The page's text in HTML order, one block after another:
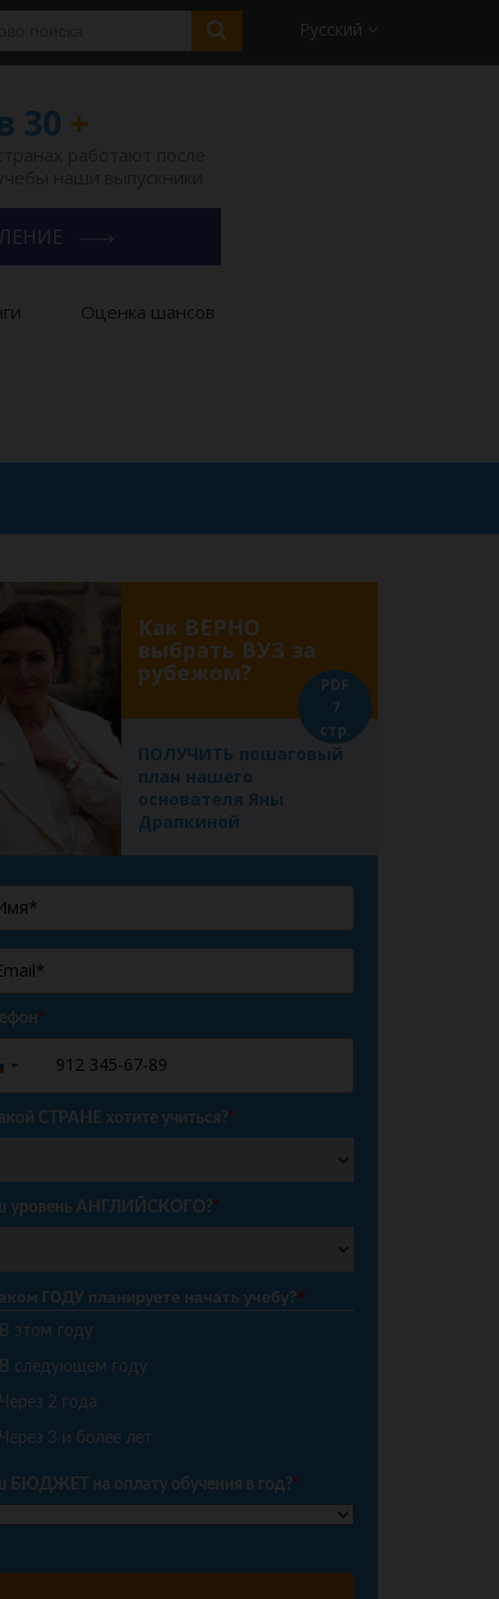
Русский
30 +
Оценка шансов
Как ВЕРНО
выбрать ВУЗ за
рубежом?
ПОЛУЧИТЬ пошаговый
план нашего
основателя Яны
Драпкиной
PDF
7
стр.
*
СТРАНЕ хотите учиться?*
уровень АНГЛИЙСКОГО?*
ГОДУ планируете начать учебу?*
В этом году
В следующем году
Через 2 года
Через 3 и более лет
БЮДЖЕТ на оплату обучения в год?*